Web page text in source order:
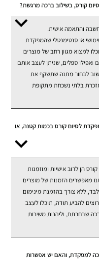
קורס, בשילוב ברכה מרגשת?
והתאמה אישית.
או סנטימנטלי שהמפקדת
למצוא מגוון רחב של מוצרים
ואפילו ספלים, שניתן לעצב אותם
חשוב לבחור מתנה שתשקף את
בלתי נשכחת מתקופת
לסיום קורס בכמות קטנה, או
הן לרוב אישיות ומוזמנות
מאפשרים הזמנות של מוצרים
ללא צורך בהזמנת מינימום
להביע תודה, תוכלו לעצב
שבחרתם, וליהנות משירות
למפקדת, והאם יש אפשרות